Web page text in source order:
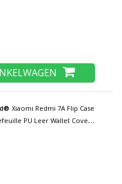
Xiaomi Redmi 7A Flip Case
PU Leer Wallet Cover